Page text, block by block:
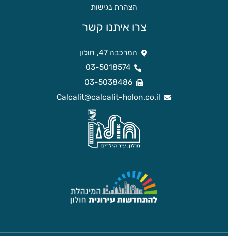
הצהרת נגישות
צרו איתנו קשר
המרכבה 47, חולון
03-5018574
03-5038486
Calcalit@calcalit-holon.co.il